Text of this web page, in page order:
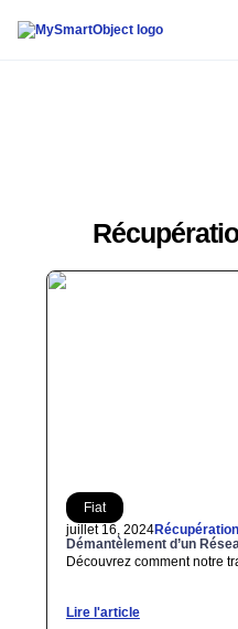
contenu
Fiat
juillet 16, 2024
Démantèlement d’un
Découvrez comment notre
Lire l'article